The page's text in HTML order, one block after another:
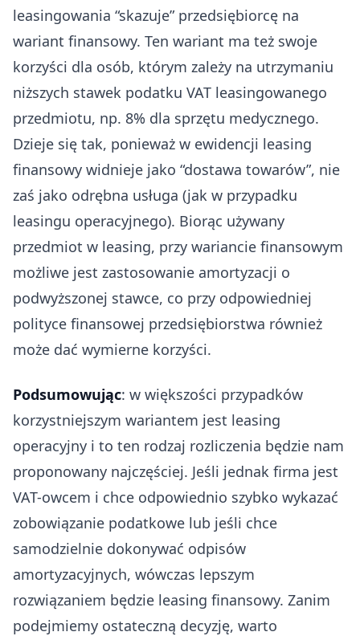
leasingowania “skazuje” przedsiębiorcę na
wariant finansowy. Ten wariant ma też swoje
korzyści dla osób, którym zależy na utrzymaniu
niższych stawek podatku VAT leasingowanego
przedmiotu, np. 8% dla sprzętu medycznego.
Dzieje się tak, ponieważ w ewidencji leasing
finansowy widnieje jako “dostawa towarów”, nie
zaś jako odrębna usługa (jak w przypadku
leasingu operacyjnego). Biorąc używany
przedmiot w leasing, przy wariancie finansowym
możliwe jest zastosowanie amortyzacji o
podwyższonej stawce, co przy odpowiedniej
polityce finansowej przedsiębiorstwa również
może dać wymierne korzyści.
Podsumowując: w większości przypadków
korzystniejszym wariantem jest leasing
operacyjny i to ten rodzaj rozliczenia będzie nam
proponowany najczęściej. Jeśli jednak firma jest
VAT-owcem i chce odpowiednio szybko wykazać
zobowiązanie podatkowe lub jeśli chce
samodzielnie dokonywać odpisów
amortyzacyjnych, wówczas lepszym
rozwiązaniem będzie leasing finansowy. Zanim
podejmiemy ostateczną decyzję, warto